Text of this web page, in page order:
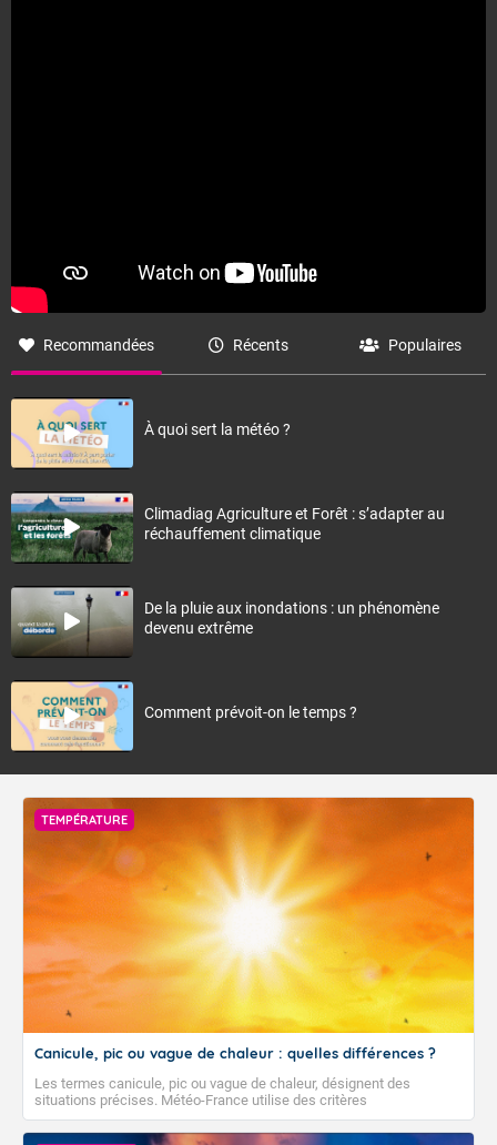
Recommandées Récents Populaires
À quoi sert la météo ?
Climadiag Agriculture et Forêt : s’adapter au
réchauffement climatique
De la pluie aux inondations : un phénomène
devenu extrême
Comment prévoit-on le temps ?
TEMPÉRATURE
Canicule, pic ou vague de chaleur : quelles différences ?
Les termes canicule, pic ou vague de chaleur, désignent des
situations précises. Météo-France utilise des critères
climatologiques pour évaluer et qualifier les épisodes de chaleur qui
peuvent avoir des impacts sanitaires et socio-économiques